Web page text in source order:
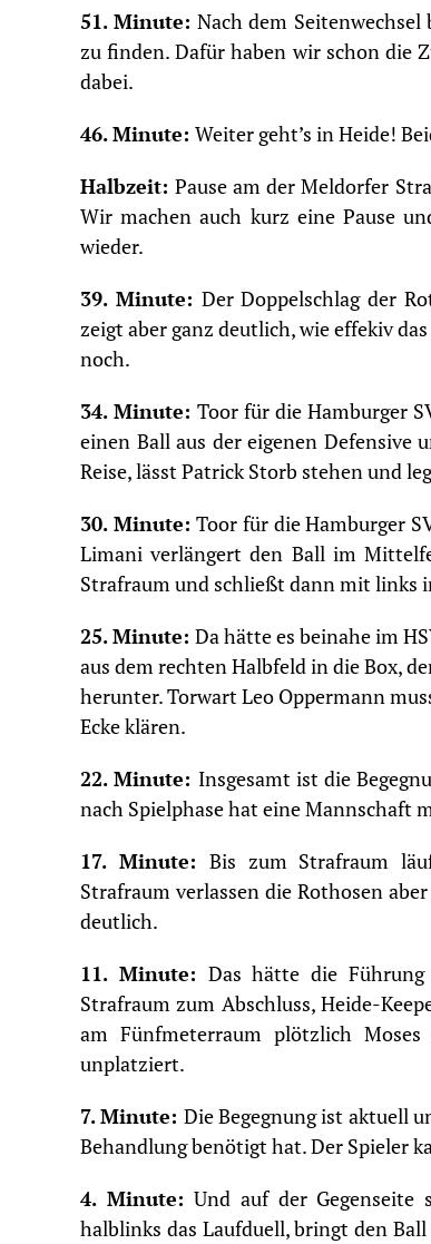
51. Minute: Nach dem
zu finden. Dafür haben wir schon die
dabei.
46. Minute: Weiter geht’s in Heide!
Halbzeit:Pause am der Meldorfer
Wir machen auch kurz eine Pause
wieder.
39. Minute: Der Doppelschlag der
zeigt aber ganz deutlich, wie effekiv
noch.
34. Minute: Toor für die Hamburger
einen Ball aus der eigenen Defensive
Reise, lässt Patrick Storb stehen und
30. Minute:Toor für die Hamburger
Limani verlängert den Ball im
Strafraum und schließt dann mit links
25. Minute: Da hätte es beinahe im
aus dem rechten Halbfeld in die Box,
herunter. Torwart Leo Oppermann
Ecke klären.
22. Minute: Insgesamt ist die
nach Spielphase hat eine Mannschaft
17. Minute: Bis zum Strafraum
Strafraum verlassen die Rothosen
deutlich.
11. Minute: Das hätte die
Strafraum zum Abschluss, Heide-
am Fünfmeterraum plötzlich
unplatziert.
7. Minute: Die Begegnung ist aktuell
Behandlung benötigt hat. Der Spieler
4. Minute:Und auf der Gegenseite
halblinks das Laufduell, bringt den